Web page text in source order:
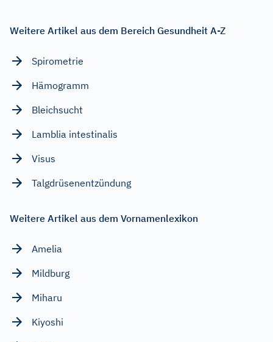
Weitere Artikel aus dem Bereich Gesundheit A-Z
Spirometrie
Hämogramm
Bleichsucht
Lamblia intestinalis
Visus
Talgdrüsenentzündung
Weitere Artikel aus dem Vornamenlexikon
Amelia
Mildburg
Miharu
Kiyoshi